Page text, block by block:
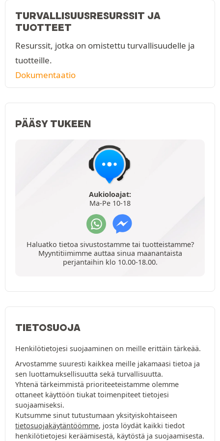
TURVALLISUUSRESURSSIT JA
TUOTTEET
Resurssit, jotka on omistettu turvallisuudelle ja
tuotteille.
Dokumentaatio
PÄÄSY TUKEEN
Aukioloajat:
Ma-Pe 10-18
Haluatko tietoa sivustostamme tai tuotteistamme?
Myyntitiimimme auttaa sinua maanantaista
perjantaihin klo 10.00-18.00.
TIETOSUOJA
Henkilötietojesi suojaaminen on meille erittäin tärkeää.
Arvostamme suuresti kaikkea meille jakamaasi tietoa ja
sen luottamuksellisuutta sekä turvallisuutta.
Yhtenä tärkeimmistä prioriteeteistamme olemme
ottaneet käyttöön tiukat toimenpiteet tietojesi
suojaamiseksi.
Kutsumme sinut tutustumaan yksityiskohtaiseen
tietosuojakäytäntöömme, josta löydät kaikki tiedot
henkilötietojesi keräämisestä, käytöstä ja suojaamisesta.